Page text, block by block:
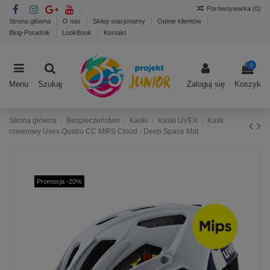
Strona główna O nas Sklep stacjonarny
Opinie klientów
Blog-Poradnik
LookBook Kontakt
Porównywarka (0)
Menu Szukaj Zaloguj się
0
Koszyk
Strona główna Bezpieczeństwo Kaski Kaski UVEX
Kask
rowerowy Uvex Quatro CC MIPS Cloud - Deep Space Mat
Promocja -20%